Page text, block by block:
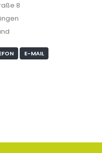
8
E-MAIL